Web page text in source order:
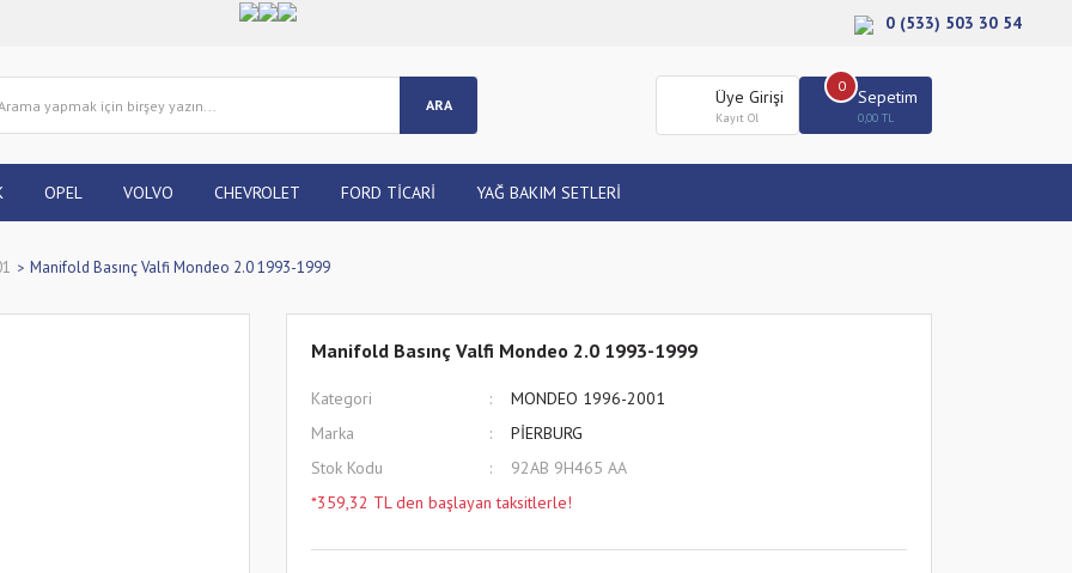
0 (533) 503 30 54
ARA Üye Girişi
Kayıt Ol
Sepetim
0,00 TL
0
OPEL VOLVO CHEVROLET FORD TİCARİ YAĞ BAKIM SETLERİ
Manifold Basınç Valfi Mondeo 2.0 1993-1999
Manifold Basınç Valfi Mondeo 2.0 1993-1999
Kategori
MONDEO 1996-2001
Marka
PİERBURG
Stok Kodu
92AB 9H465 AA
*359,32 TL den başlayan taksitlerle!